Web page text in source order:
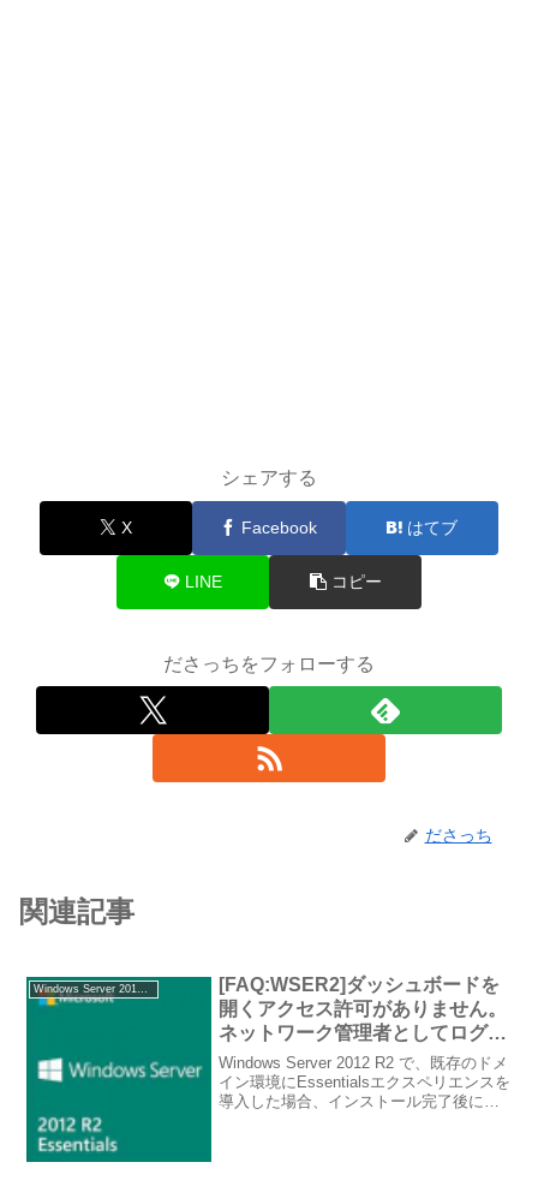
シェアする
X Facebook はてブ
LINE コピー
ださっちをフォローする
ださっち
関連記事
[FAQ:WSER2]ダッシュボードを
開くアクセス許可がありません。
ネットワーク管理者としてログオ
ンし、もう一度ダッシュボードを
開いてください
Windows Server 2012 R2 で、既存のドメ
イン環境にEssentialsエクスペリエンスを
導入した場合、インストール完了後に管